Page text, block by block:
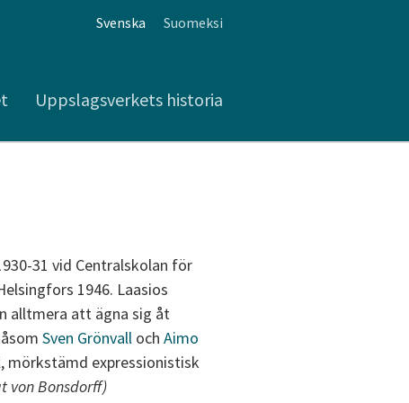
Svenska Suomeksi
Uppslagsverkets historia
31 vid Centralskolan för
1946. Laasios
alltmera att ägna sig åt
Sven Grönvall och Aimo
mörkstämd expressionistisk
von Bonsdorff)